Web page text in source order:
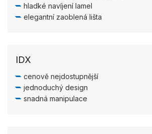
hladké navíjení lamel
elegantní zaoblená lišta
IDX
cenově nejdostupnější
jednoduchý design
snadná manipulace